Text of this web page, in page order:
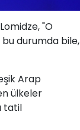
"O
durumda bile,
Arap
ülkeler
tatil